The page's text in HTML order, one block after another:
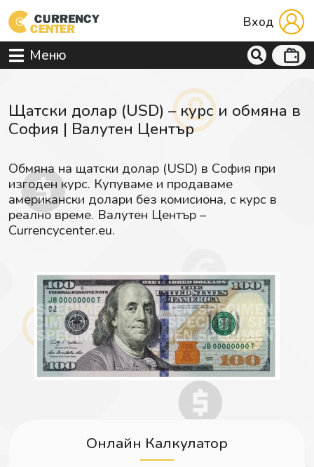
Вход
Меню
Щатски долар (USD) – курс и обмяна в
София | Валутен Център
Обмяна на щатски долар (USD) в София при
изгоден курс. Купуваме и продаваме
американски долари без комисиона, с курс в
реално време. Валутен Център –
Currencycenter.eu.
Онлайн Калкулатор